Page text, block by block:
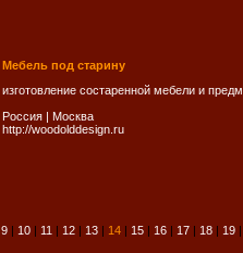
Мебель под старину
изготовление состаренной мебели и
Россия | Москва
http://woodolddesign.ru
9 | 10 | 11 | 12 | 13 | 14 | 15 | 16 | 17 | 18 | 19 |